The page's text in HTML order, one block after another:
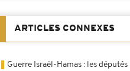
ARTICLES CONNEXES
Guerre Israël-Hamas : les